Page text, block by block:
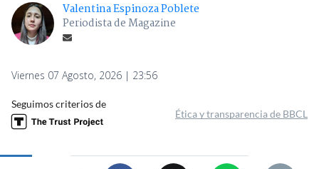
Valentina Espinoza Poblete
Periodista de Magazine
Viernes 07 Agosto, 2026 | 23:56
Seguimos criterios de
Ética y transparencia de BBCL